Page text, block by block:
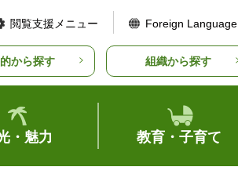
閲覧支援メニュー Foreign Language
から探す 組織から探す
・魅力 教育・子育て